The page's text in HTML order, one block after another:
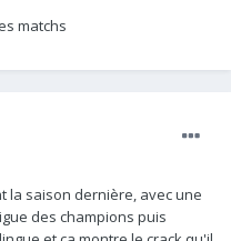
matchs
la saison dernière, avec une
des champions puis